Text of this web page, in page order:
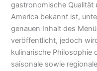
gastronomische Qualität
America bekannt ist,
genauen Inhalt des
veröffentlicht, jedoch
kulinarische Philosophie
saisonale sowie